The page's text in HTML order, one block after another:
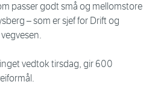
passer godt små og mellomstore
– som er sjef for Drift og
vedtok tirsdag, gir 600